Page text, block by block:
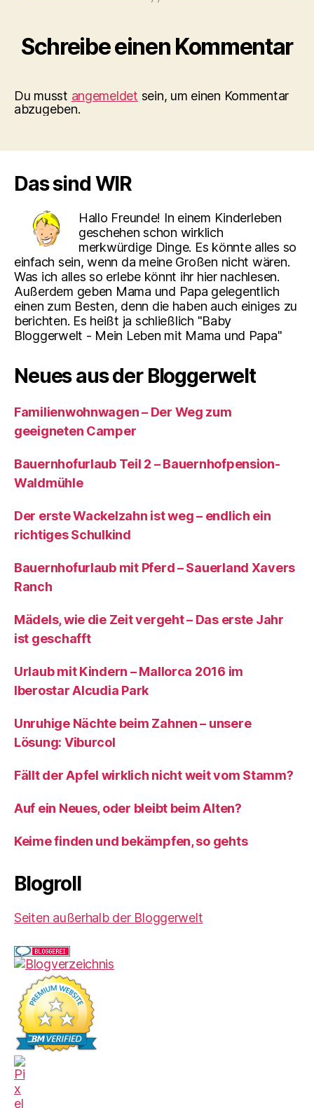
Schreibe einen Kommentar
Du musst angemeldet sein, um einen Kommentar
abzugeben.
Das sind WIR
Hallo Freunde! In einem Kinderleben
geschehen schon wirklich
merkwürdige Dinge. Es könnte alles so
einfach sein, wenn da meine Großen nicht wären.
Was ich alles so erlebe könnt ihr hier nachlesen.
Außerdem geben Mama und Papa gelegentlich
einen zum Besten, denn die haben auch einiges zu
berichten. Es heißt ja schließlich "Baby
Bloggerwelt - Mein Leben mit Mama und Papa"
Neues aus der Bloggerwelt
Familienwohnwagen – Der Weg zum
geeigneten Camper
Bauernhofurlaub Teil 2 – Bauernhofpension-
Waldmühle
Der erste Wackelzahn ist weg – endlich ein
richtiges Schulkind
Bauernhofurlaub mit Pferd – Sauerland Xavers
Ranch
Mädels, wie die Zeit vergeht – Das erste Jahr
ist geschafft
Urlaub mit Kindern – Mallorca 2016 im
Iberostar Alcudia Park
Unruhige Nächte beim Zahnen – unsere
Lösung: Viburcol
Fällt der Apfel wirklich nicht weit vom Stamm?
Auf ein Neues, oder bleibt beim Alten?
Keime finden und bekämpfen, so gehts
Blogroll
Seiten außerhalb der Bloggerwelt